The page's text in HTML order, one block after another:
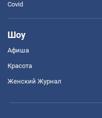
Covid
Шоу
Афиша
Красота
Женский Журнал